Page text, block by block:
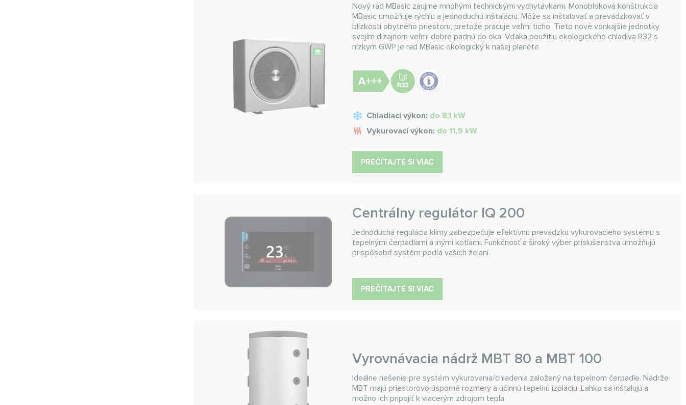
Nový rad MBasic zaujme mnohými technickými vychytávkami. Monobloková konštrukcia
MBasic umožňuje rýchlu a jednoduchú inštaláciu. Môže sa inštalovať a prevádzkovať v
blízkosti obytného priestoru, pretože pracuje veľmi ticho. Tieto nové vonkajšie jednotky
svojím dizajnom veľmi dobre padnú do oka. Vďaka použitiu ekologického chladiva R32 s
nízkym GWP je rad MBasic ekologický k našej planéte
Chladiaci výkon: do 8,1 kW
Vykurovací výkon: do 11,9 kW
PREČÍTAJTE SI VIAC
Centrálny regulátor IQ 200
Jednoduchá regulácia klímy zabezpečuje efektívnu prevádzku vykurovacieho systému s
tepelnými čerpadlami a inými kotlami. Funkčnosť a široký výber príslušenstva umožňujú
prispôsobiť systém podľa vašich želaní.
PREČÍTAJTE SI VIAC
Vyrovnávacia nádrž MBT 80 a MBT 100
Ideálne riešenie pre systém vykurovania/chladenia založený na tepelnom čerpadle. Nádrže
MBT majú priestorovo úsporné rozmery a účinnú tepelnú izoláciu. Ľahko sa inštalujú a
možno ich pripojiť k viacerým zdrojom tepla